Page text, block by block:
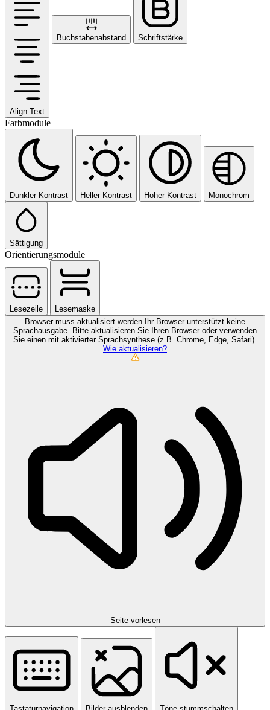
Align Text
Buchstabenabstand Schriftstärke
Farbmodule
Dunkler Kontrast Heller Kontrast Hoher Kontrast Monochrom
Sättigung
Orientierungsmodule
Lesezeile
Lesemaske
Browser muss aktualisiert werden Ihr Browser unterstützt keine
Sprachausgabe. Bitte aktualisieren Sie Ihren Browser oder verwenden
Sie einen mit aktivierter Sprachsynthese (z.B. Chrome, Edge, Safari).
Wie aktualisieren?
Seite vorlesen